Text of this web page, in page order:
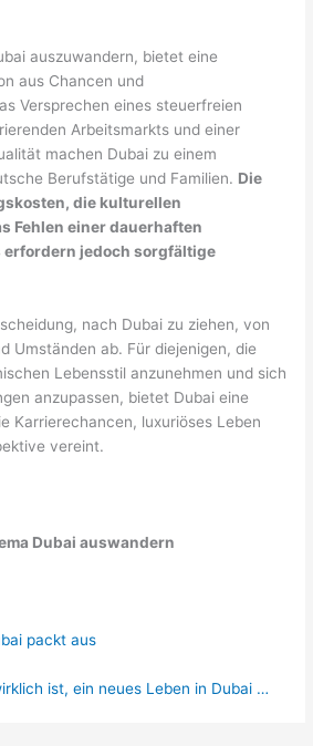
auszuwandern, bietet eine
aus Chancen und
Versprechen eines steuerfreien
Arbeitsmarkts und einer
machen Dubai zu einem
Berufstätige und Familien. Die
die kulturellen
Fehlen einer dauerhaften
jedoch sorgfältige
nach Dubai zu ziehen, von
Umständen ab. Für diejenigen, die
Lebensstil anzunehmen und sich
anzupassen, bietet Dubai eine
Karrierechancen, luxuriöses Leben
vereint.
Dubai auswandern
packt aus
ist, ein neues Leben in Dubai …